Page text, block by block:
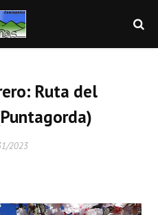
Ruta del
2023